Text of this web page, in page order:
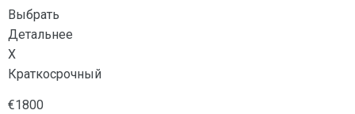
Выбрать
Детальнее
X
Краткосрочный
€1800